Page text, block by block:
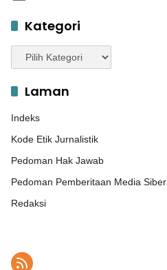
Kategori
Kategori
Laman
Indeks
Kode Etik Jurnalistik
Pedoman Hak Jawab
Pedoman Pemberitaan Media Siber
Redaksi